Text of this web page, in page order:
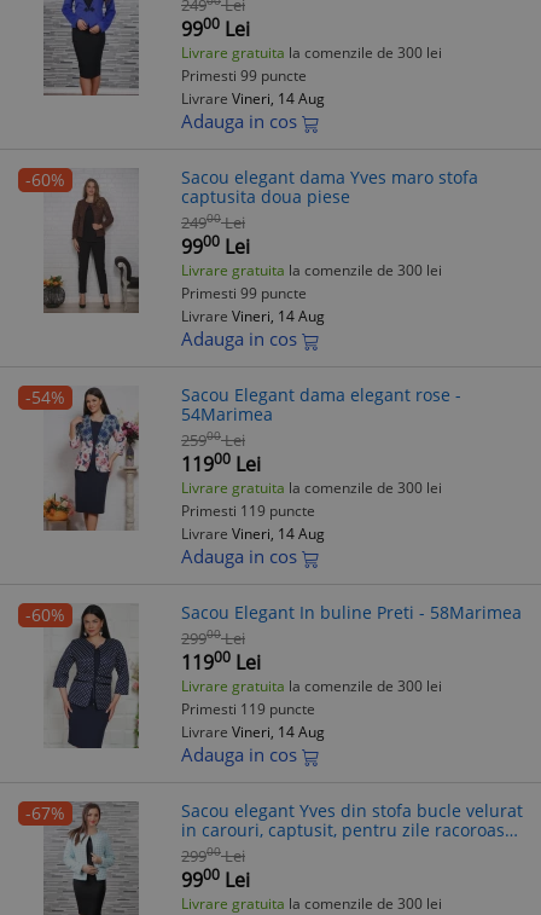
249 Lei
9900 Lei
Livrare gratuita la comenzile de 300 lei
Primesti 99 puncte
Livrare Vineri, 14 Aug
Adauga in cos
-60%
Sacou elegant dama Yves maro stofa
captusita doua piese
24900 Lei
9900 Lei
Livrare gratuita la comenzile de 300 lei
Primesti 99 puncte
Livrare Vineri, 14 Aug
Adauga in cos
-54%
Sacou Elegant dama elegant rose -
54Marimea
25900 Lei
11900 Lei
Livrare gratuita la comenzile de 300 lei
Primesti 119 puncte
Livrare Vineri, 14 Aug
Adauga in cos
-60% Sacou Elegant In buline Preti - 58Marimea
29900 Lei
11900 Lei
Livrare gratuita la comenzile de 300 lei
Primesti 119 puncte
Livrare Vineri, 14 Aug
Adauga in cos
-67%
Sacou elegant Yves din stofa bucle velurat
in carouri, captusit, pentru zile racoroase,
albastru
29900 Lei
9900 Lei
Livrare gratuita la comenzile de 300 lei